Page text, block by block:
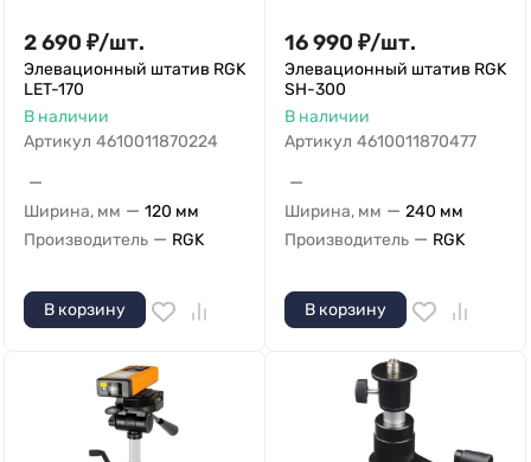
2 690 ₽/шт.
Элевационный штатив RGK
LET-170
В наличии
Артикул 4610011870224
—
Ширина, мм — 120 мм
Производитель — RGK
В корзину
16 990 ₽/шт.
Элевационный штатив RGK
SH-300
В наличии
Артикул 4610011870477
—
Ширина, мм — 240 мм
Производитель — RGK
В корзину